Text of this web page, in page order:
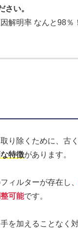
い。
解明率 なんと98％
り除くために、古
特徴があります。
ィルターが存在し、
可能です。
を加えることなく